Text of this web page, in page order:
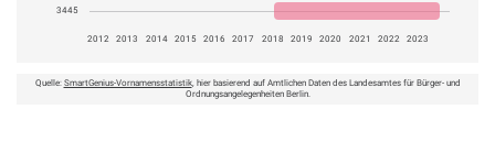
3445
2012 2013 2014 2015 2016 2017 2018 2019 2020 2021 2022 2023
Quelle: SmartGenius-Vornamensstatistik, hier basierend auf Amtlichen Daten des Landesamtes für Bürger- und
Ordnungsangelegenheiten Berlin.